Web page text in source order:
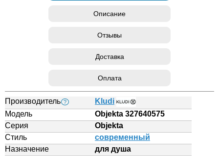
Описание
Отзывы
Доставка
Оплата
Производитель ?
Kludi
Модель
Objekta 327640575
Серия
Objekta
Стиль
современный
Назначение
для душа